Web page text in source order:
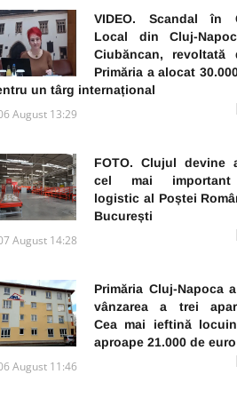
VIDEO. Scandal în
Local din Cluj-
Ciubăncan, revoltată
Primăria a alocat
un târg internațional
August 13:29
FOTO. Clujul devine
cel mai important
logistic al Poștei
București
August 14:28
Primăria Cluj-Napoca
vânzarea a trei
Cea mai ieftină
aproape 21.000 de euro
August 11:46